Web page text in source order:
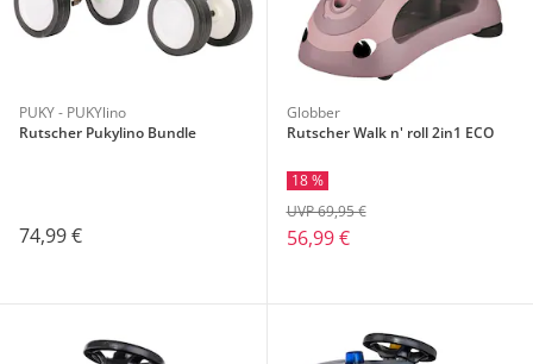
PUKY - PUKYlino
Rutscher Pukylino Bundle
74,99 €
Globber
Rutscher Walk n' roll 2in1 ECO
18 %
56,99 €
UVP 69,95 €